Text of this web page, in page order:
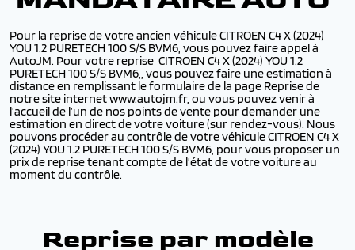
Pour la reprise de votre ancien véhicule CITROEN C4 X (2024)
YOU 1.2 PURETECH 100 S/S BVM6, vous pouvez faire appel à
AutoJM. Pour votre reprise CITROEN C4 X (2024) YOU 1.2
PURETECH 100 S/S BVM6,, vous pouvez faire une estimation à
distance en remplissant le formulaire de la page Reprise de
notre site internet www.autojm.fr, ou vous pouvez venir à
l’accueil de l’un de nos points de vente pour demander une
estimation en direct de votre voiture (sur rendez-vous). Nous
pouvons procéder au contrôle de votre véhicule CITROEN C4 X
(2024) YOU 1.2 PURETECH 100 S/S BVM6, pour vous proposer un
prix de reprise tenant compte de l’état de votre voiture au
moment du contrôle.
Reprise par modèle